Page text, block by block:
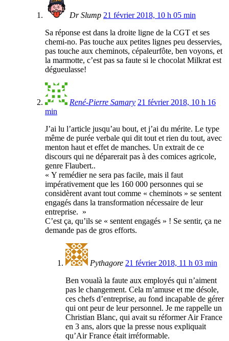
Dr Slump 21 février 2018, 10 h 05 min
Sa réponse est dans la droite ligne de la CGT et ses
chemi-no. Pas touche aux petites lignes peu desservies,
pas touche aux cheminots, cépaleurfôte, ben voyons, et
la marmotte, c’est pas sa faute si le chocolat Milkrat est
dégueulasse!
René-Pierre Samary 21 février 2018, 10 h 16
min
J’ai lu l’article jusqu’au bout, et j’ai du mérite. Le type
même de purée verbale qui dit tout et rien du tout, avec
menton haut et effet de manches. Un extrait de ce
discours qui ne déparerait pas à des comices agricole,
genre Flaubert..
« Y remédier ne sera pas facile, mais il faut
impérativement que les 160 000 personnes qui se
considèrent avant tout comme « cheminots » se sentent
engagés dans la transformation nécessaire de leur
entreprise. »
C’est ça, qu’ils se « sentent engagés » ! Se sentir, ça ne
demande pas de gros efforts.
Pythagore 21 février 2018, 11 h 03 min
Ben voualà la faute aux employés qui n’aiment
pas le changement. Cela m’amuse et me désole,
ces chefs d’entreprise, au fond incapable de gérer
qui ont peur de leur personnel. Je me rappelle un
Christian Blanc, qui avait su réformer Air France
en 3 ans, alors que la presse nous expliquait
qu’Air France était irréformable.